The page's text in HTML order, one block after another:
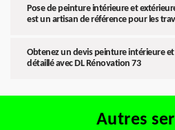
Pose de peinture intérieure et
est un artisan de référence pour les
Obtenez un devis peinture intérieure
détaillé avec DL Rénovation 73
Autres